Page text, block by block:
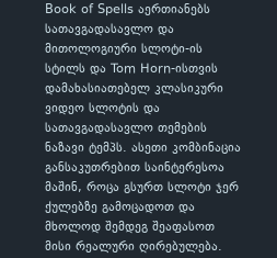
Book of Spells აერთიანებს
სათავგადასავლო და
მითოლოგიური სლოტი-ის
სტილს და Tom Horn-ისთვის
დამახასიათებელ კლასიკური
ვიდეო სლოტის და
სათავგადასავლო თემების
ნაზავი ტემპს. ასეთი კომბინაცია
განსაკუთრებით საინტერესოა
მაშინ, როცა გსურთ სლოტი ჯერ
ქულებზე გამოცადოთ და
მხოლოდ შემდეგ შეაფასოთ
მისი რეალური ღირებულება.